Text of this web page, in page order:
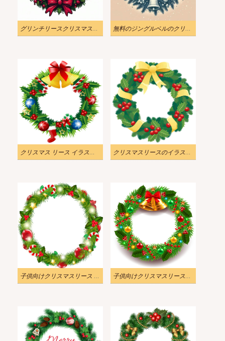
グリンチリースクリスマスイラストダウンロード 無料のジングルベルのクリスマス リースのイラスト
クリスマス リース イラスト png イメージ クリスマスリースのイラストpng無料
子供向けクリスマスリース イラスト 子供向けクリスマスリースのイラスト